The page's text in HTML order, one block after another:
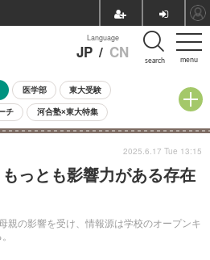
menu
Language
JP / CN search
医学部 東大受験
チ 河合塾×東大特集
中学受験 小学校受験
高校 過去問 人気記事
っとも影響力がある存在
親の影響を受け、情報源は学校のオープンキ
2025.6.17 Tue 13:15